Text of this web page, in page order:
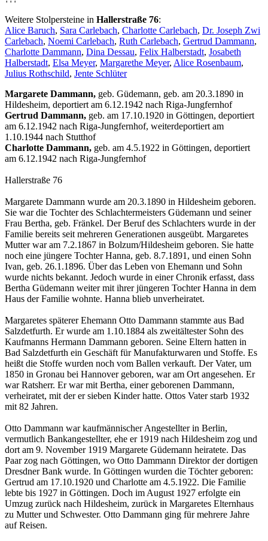
Weitere Stolpersteine in Hallerstraße 76:
Alice Baruch, Sara Carlebach, Charlotte Carlebach, Dr. Joseph Zwi
Carlebach, Noemi Carlebach, Ruth Carlebach, Gertrud Dammann,
Charlotte Dammann, Dina Dessau, Felix Halberstadt, Josabeth
Halberstadt, Elsa Meyer, Margarethe Meyer, Alice Rosenbaum,
Julius Rothschild, Jente Schlüter
Margarete Dammann, geb. Güdemann, geb. am 20.3.1890 in
Hildesheim, deportiert am 6.12.1942 nach Riga-Jungfernhof
Gertrud Dammann, geb. am 17.10.1920 in Göttingen, deportiert
am 6.12.1942 nach Riga-Jungfernhof, weiterdeportiert am
1.10.1944 nach Stutthof
Charlotte Dammann, geb. am 4.5.1922 in Göttingen, deportiert
am 6.12.1942 nach Riga-Jungfernhof
Hallerstraße 76
Margarete Dammann wurde am 20.3.1890 in Hildesheim geboren.
Sie war die Tochter des Schlachtermeisters Güdemann und seiner
Frau Bertha, geb. Fränkel. Der Beruf des Schlachters wurde in der
Familie bereits seit mehreren Generationen ausgeübt. Margaretes
Mutter war am 7.2.1867 in Bolzum/Hildesheim geboren. Sie hatte
noch eine jüngere Tochter Hanna, geb. 8.7.1891, und einen Sohn
Ivan, geb. 26.1.1896. Über das Leben von Ehemann und Sohn
wurde nichts bekannt. Jedoch wurde in einer Chronik erfasst, dass
Bertha Güdemann weiter mit ihrer jüngeren Tochter Hanna in dem
Haus der Familie wohnte. Hanna blieb unverheiratet.
Margaretes späterer Ehemann Otto Dammann stammte aus Bad
Salzdetfurth. Er wurde am 1.10.1884 als zweitältester Sohn des
Kaufmanns Hermann Dammann geboren. Seine Eltern hatten in
Bad Salzdetfurth ein Geschäft für Manufakturwaren und Stoffe. Es
heißt die Stoffe wurden noch vom Ballen verkauft. Der Vater, um
1850 in Gronau bei Hannover geboren, war am Ort angesehen. Er
war Ratsherr. Er war mit Bertha, einer geborenen Dammann,
verheiratet, mit der er sieben Kinder hatte. Ottos Vater starb 1932
mit 82 Jahren.
Otto Dammann war kaufmännischer Angestellter in Berlin,
vermutlich Bankangestellter, ehe er 1919 nach Hildesheim zog und
dort am 9. November 1919 Margarete Güdemann heiratete. Das
Paar zog nach Göttingen, wo Otto Dammann Direktor der dortigen
Dresdner Bank wurde. In Göttingen wurden die Töchter geboren:
Gertrud am 17.10.1920 und Charlotte am 4.5.1922. Die Familie
lebte bis 1927 in Göttingen. Doch im August 1927 erfolgte ein
Umzug zurück nach Hildesheim, zurück in Margaretes Elternhaus
zu Mutter und Schwester. Otto Dammann ging für mehrere Jahre
auf Reisen.